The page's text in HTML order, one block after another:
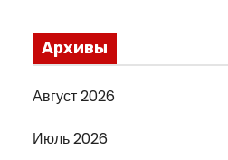
Архивы
Август 2026
Июль 2026